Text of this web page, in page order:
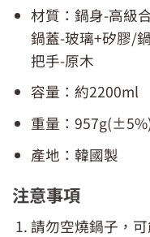
材質：鍋身-高級
鍋蓋-玻璃+矽膠/
把手-原木
容量：約2200ml
重量：
產地：韓國製
注意事項
請勿空燒鍋子，